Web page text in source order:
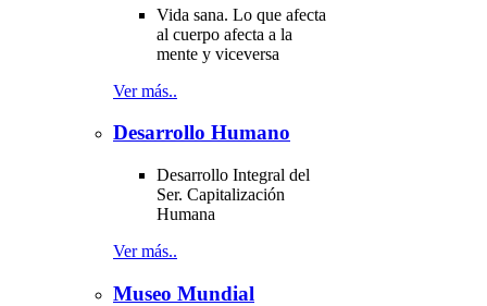
Vida sana. Lo que afecta
al cuerpo afecta a la
mente y viceversa
Ver más..
Desarrollo Humano
Desarrollo Integral del
Ser. Capitalización
Humana
Ver más..
Museo Mundial